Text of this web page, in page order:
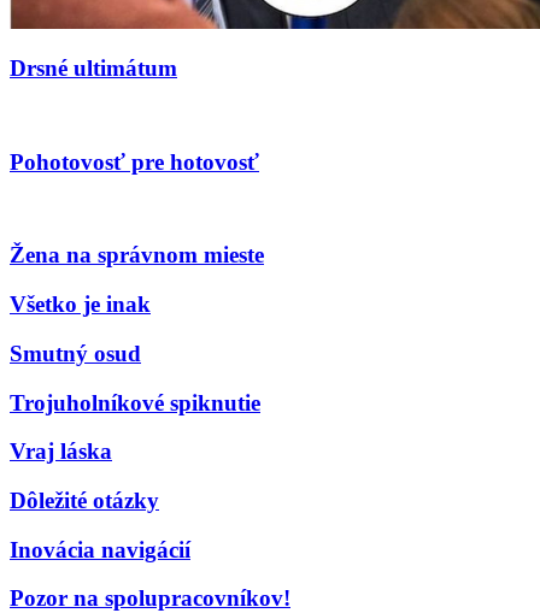
Drsné ultimátum
Pohotovosť pre hotovosť
Žena na správnom mieste
Všetko je inak
Smutný osud
Trojuholníkové spiknutie
Vraj láska
Dôležité otázky
Inovácia navigácií
Pozor na spolupracovníkov!